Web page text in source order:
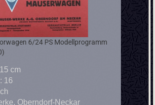
6/24 PS Modellprogramm
cm
16
Oberndorf-Neckar